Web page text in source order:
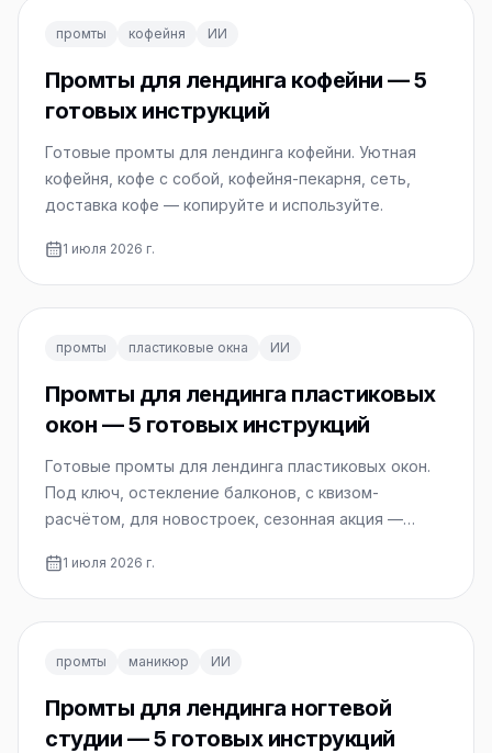
промты кофейня ИИ
Промты для лендинга кофейни — 5
готовых инструкций
Готовые промты для лендинга кофейни. Уютная
кофейня, кофе с собой, кофейня-пекарня, сеть,
доставка кофе — копируйте и используйте.
1 июля 2026 г.
промты пластиковые окна ИИ
Промты для лендинга пластиковых
окон — 5 готовых инструкций
Готовые промты для лендинга пластиковых окон.
Под ключ, остекление балконов, с квизом-
расчётом, для новостроек, сезонная акция —
1 июля 2026 г.
промты маникюр ИИ
Промты для лендинга ногтевой
студии — 5 готовых инструкций